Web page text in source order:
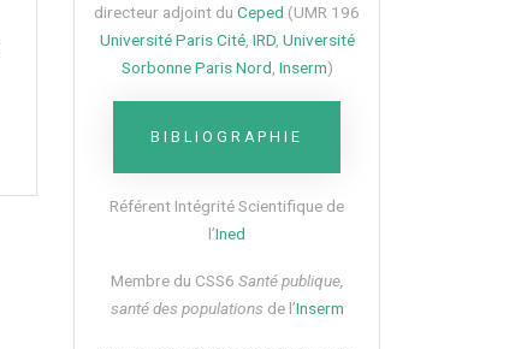
directeur adjoint du Ceped (UMR 196
Université Paris Cité, IRD, Université
Sorbonne Paris Nord Inserm)
BIBLIOGRAPHIE
Référent Intégrité Scientifique de
l’Ined
Membre du CSS6​ Santé publique,
santé des populations de l’Inserm